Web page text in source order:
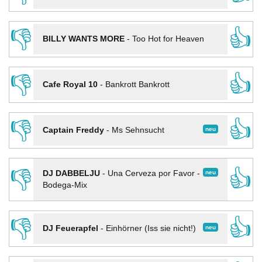
👎
BILLY WANTS MORE- Too Hot for Heaven
👍
👎
Cafe Royal 10- Bankrott Bankrott
👍
👎
neu
Captain Freddy- Ms Sehnsucht
👍
👎
neu
DJ DABBELJU- Una Cerveza por Favor -
Bodega-Mix
👍
👎
neu
DJ Feuerapfel - Einhörner (Iss sie nicht!)
👍